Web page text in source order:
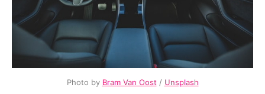
Photo by Bram Van Oost / Unsplash